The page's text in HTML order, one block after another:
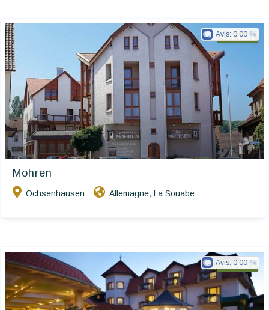
Ringhotels
Mohren
Ochsenhausen Allemagne, La Souabe
Avis: 0.00
Ringhotels
Avis: 0.00